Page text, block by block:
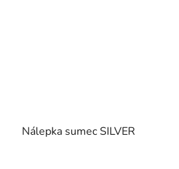
Nálepka sumec SILVER